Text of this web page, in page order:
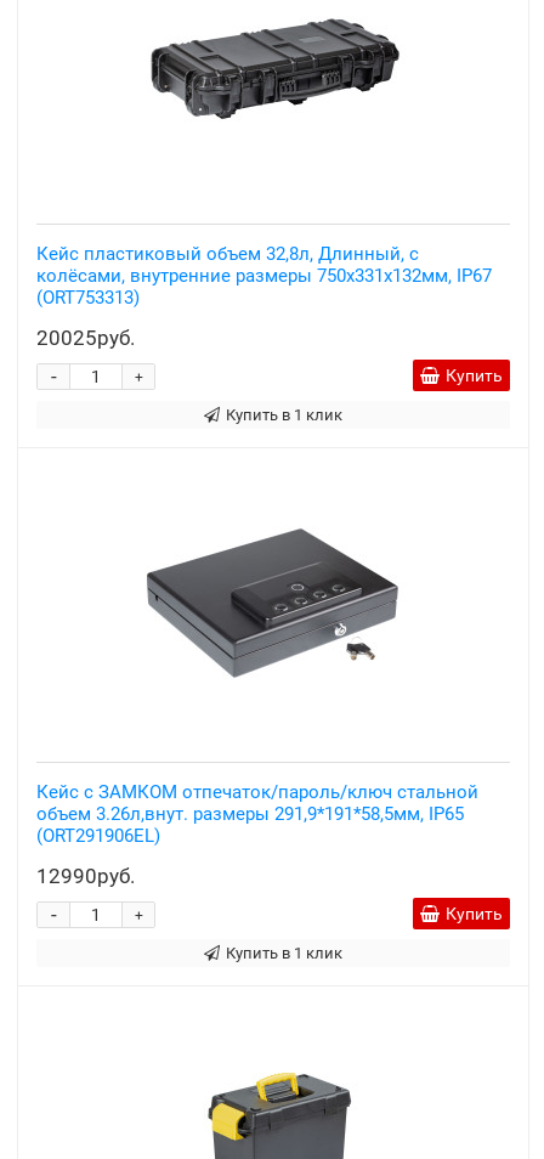
Кейс пластиковый объем 32,8л, Длинный, с
колёсами, внутренние размеры 750x331x132мм, IP67
(ORT753313)
20025руб.
+
- Купить
Купить в 1 клик
Кейс с ЗАМКОМ отпечаток/пароль/ключ стальной
объем 3.26л,внут. размеры 291,9*191*58,5мм, IP65
(ORT291906EL)
12990руб.
+
- Купить
Купить в 1 клик